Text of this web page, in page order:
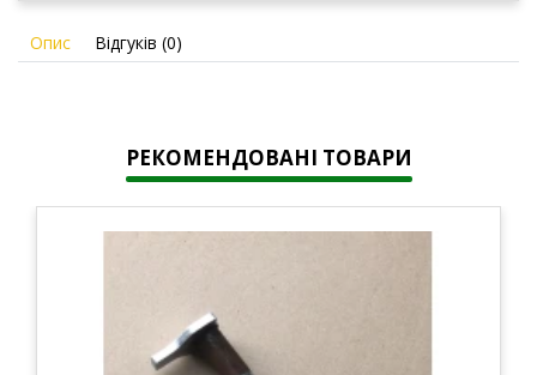
Опис Відгуків (0)
РЕКОМЕНДОВАНІ ТОВАРИ